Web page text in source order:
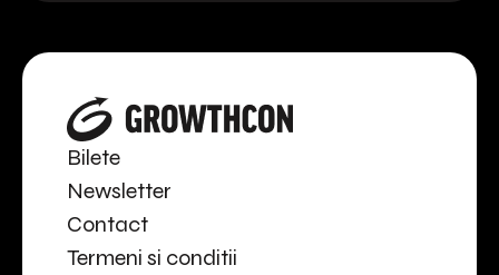
Bilete
Newsletter
Contact
Termeni si conditii